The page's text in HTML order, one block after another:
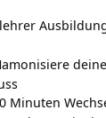
Minuten